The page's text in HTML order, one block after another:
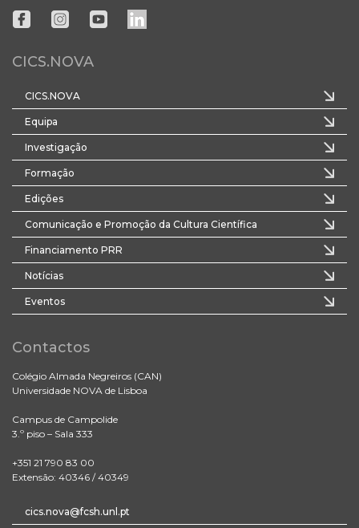
CICS.NOVA
CICS.NOVA
Equipa
Investigação
Formação
Edições
Comunicação e Promoção da Cultura Científica
Financiamento PRR
Notícias
Eventos
Contactos
Colégio Almada Negreiros (CAN)
Universidade NOVA de Lisboa
Campus de Campolide
3.º piso – Sala 333
+351 21 790 83 00
Extensão: 40346 / 40349
cics.nova@fcsh.unl.pt